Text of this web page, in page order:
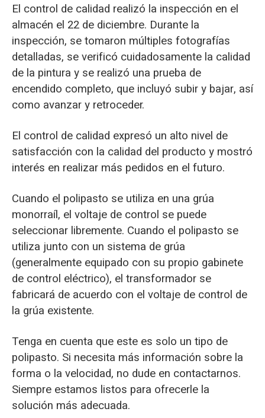
El control de calidad realizó la inspección en el
almacén el 22 de diciembre. Durante la
inspección, se tomaron múltiples fotografías
detalladas, se verificó cuidadosamente la calidad
de la pintura y se realizó una prueba de
encendido completo, que incluyó subir y bajar, así
como avanzar y retroceder.
El control de calidad expresó un alto nivel de
satisfacción con la calidad del producto y mostró
interés en realizar más pedidos en el futuro.
Cuando el polipasto se utiliza en una grúa
monorraíl, el voltaje de control se puede
seleccionar libremente. Cuando el polipasto se
utiliza junto con un sistema de grúa
(generalmente equipado con su propio gabinete
de control eléctrico), el transformador se
fabricará de acuerdo con el voltaje de control de
la grúa existente.
Tenga en cuenta que este es solo un tipo de
polipasto. Si necesita más información sobre la
forma o la velocidad, no dude en contactarnos.
Siempre estamos listos para ofrecerle la
solución más adecuada.